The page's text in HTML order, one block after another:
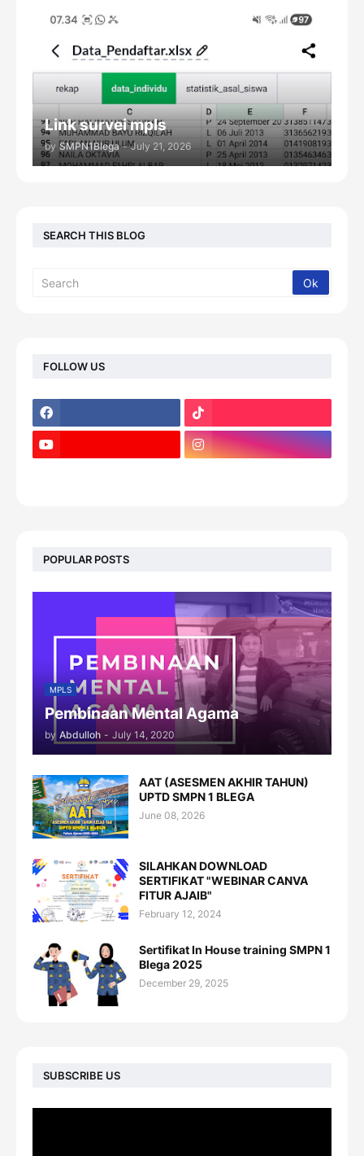
Link survei mpls
by SMPN1Blega - July 21, 2026
SEARCH THIS BLOG
FOLLOW US
POPULAR POSTS
MPLS
Pembinaan Mental Agama
by Abdulloh - July 14, 2020
AAT (ASESMEN AKHIR TAHUN)
UPTD SMPN 1 BLEGA
June 08, 2026
SILAHKAN DOWNLOAD
SERTIFIKAT "WEBINAR CANVA
FITUR AJAIB"
February 12, 2024
Sertifikat In House training SMPN 1
Blega 2025
December 29, 2025
SUBSCRIBE US